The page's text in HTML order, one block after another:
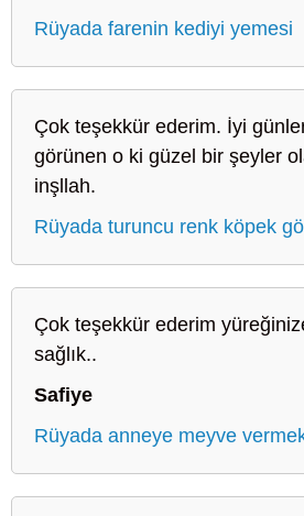
Rüyada farenin kediyi yemesi
Çok teşekkür ederim. İyi
görünen o ki güzel bir şeyler
inşllah.
Rüyada turuncu renk köpek
Çok teşekkür ederim
sağlık..
Safiye
Rüyada anneye meyve